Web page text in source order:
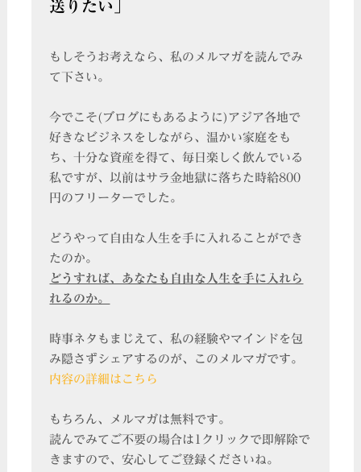
送りたい」
もしそうお考えなら、私のメルマガを読んでみ
て下さい。
今でこそ(ブログにもあるように)アジア各地で
好きなビジネスをしながら、温かい家庭をも
ち、十分な資産を得て、毎日楽しく飲んでいる
私ですが、以前はサラ金地獄に落ちた時給800
円のフリーターでした。
どうやって自由な人生を手に入れることができ
たのか。
どうすれば、あなたも自由な人生を手に入れら
れるのか。
時事ネタもまじえて、私の経験やマインドを包
み隠さずシェアするのが、このメルマガです。
内容の詳細はこちら
もちろん、メルマガは無料です。
読んでみてご不要の場合は1クリックで即解除で
きますので、安心してご登録くださいね。